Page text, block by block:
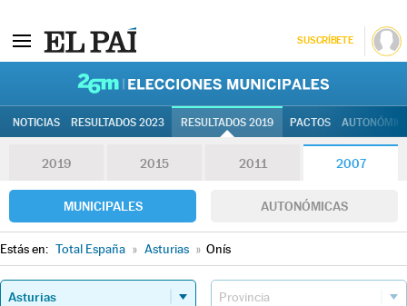
SUSCRÍBETE
NOTICIAS RESULTADOS 2023 RESULTADOS 2019 PACTOS
2019 2015 2011 2007
MUNICIPALES AUTONÓMICAS
Estás en: Total España » Asturias » Onís